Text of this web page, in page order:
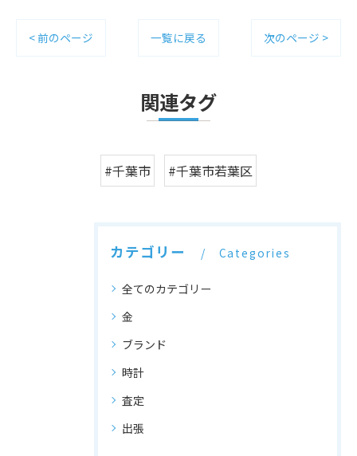
< 前のページ 一覧に戻る 次のページ >
関連タグ
#千葉市 #千葉市若葉区
カテゴリー Categories
全てのカテゴリー
金
ブランド
時計
査定
出張